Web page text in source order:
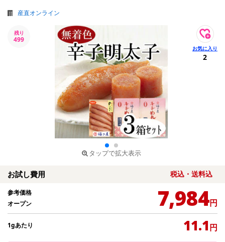
産直オンライン
残り
499
タップで拡大表示
2
お試し費用 税込・送料込
参考価格
オープン
7,984円
1gあたり 11.1円